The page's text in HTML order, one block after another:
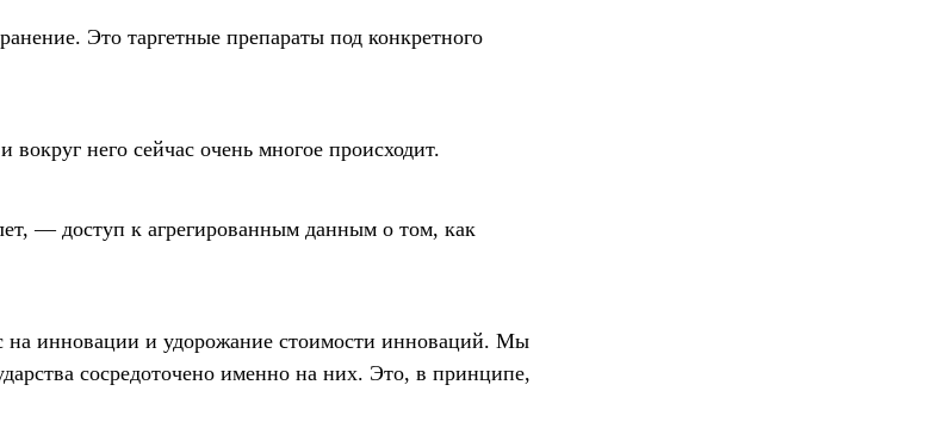
Это таргетные препараты под конкретного
него сейчас очень многое происходит.
— доступ к агрегированным данным о том, как
инновации и удорожание стоимости инноваций. Мы
сосредоточено именно на них. Это, в принципе,